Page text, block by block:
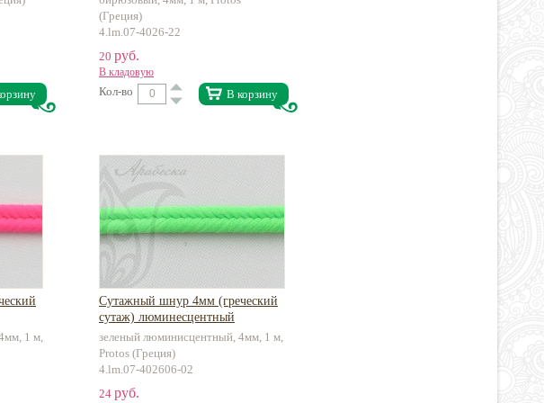
(Греция)
4.lm.07-4026-22
20 руб.
В кладовую
Кол-во В корзину
1 м,
Сутажный шнур 4мм (греческий
сутаж) люминесцентный
зеленый люминисцентный, 4мм, 1 м,
Protos (Греция)
4.lm.07-402606-02
24 руб.